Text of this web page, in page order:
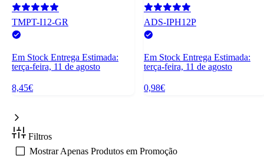
TMPT-I12-GR
Em Stock Entrega Estimada:
terça-feira, 11 de agosto
8,45€
ADS-IPH12P
Em Stock Entrega Estimada:
terça-feira, 11 de agosto
0,98€
Filtros
Mostrar Apenas Produtos em Promoção